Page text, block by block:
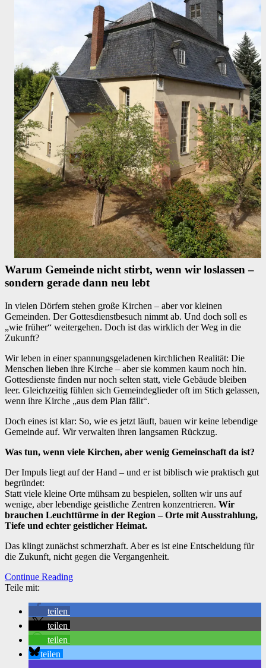
Warum Gemeinde nicht stirbt, wenn wir loslassen –
sondern gerade dann neu lebt
In vielen Dörfern stehen große Kirchen – aber vor kleinen
Gemeinden. Der Gottesdienstbesuch nimmt ab. Und doch soll es
„wie früher“ weitergehen. Doch ist das wirklich der Weg in die
Zukunft?
Wir leben in einer spannungsgeladenen kirchlichen Realität: Die
Menschen lieben ihre Kirche – aber sie kommen kaum noch hin.
Gottesdienste finden nur noch selten statt, viele Gebäude bleiben
leer. Gleichzeitig fühlen sich Gemeindeglieder oft im Stich gelassen,
wenn ihre Kirche „aus dem Plan fällt“.
Doch eines ist klar: So, wie es jetzt läuft, bauen wir keine lebendige
Gemeinde auf. Wir verwalten ihren langsamen Rückzug.
Was tun, wenn viele Kirchen, aber wenig Gemeinschaft da ist?
Der Impuls liegt auf der Hand – und er ist biblisch wie praktisch gut
begründet:
Statt viele kleine Orte mühsam zu bespielen, sollten wir uns auf
wenige, aber lebendige geistliche Zentren konzentrieren. Wir
brauchen Leuchttürme in der Region – Orte mit Ausstrahlung,
Tiefe und echter geistlicher Heimat.
Das klingt zunächst schmerzhaft. Aber es ist eine Entscheidung für
die Zukunft, nicht gegen die Vergangenheit.
Continue Reading
Teile mit:
teilen
teilen
teilen
teilen